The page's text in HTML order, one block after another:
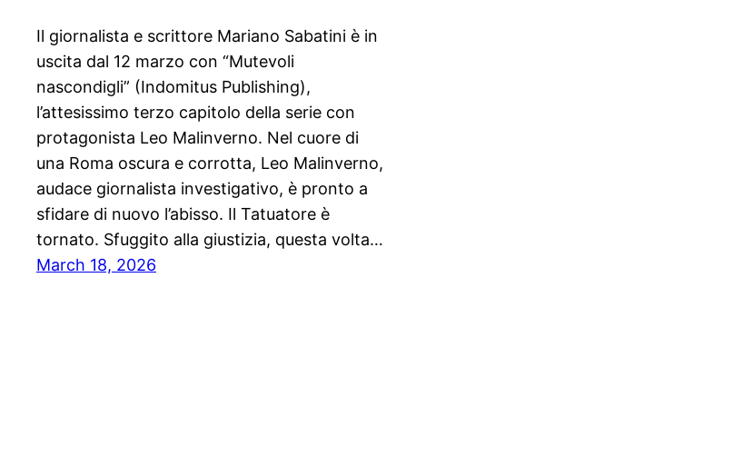
Il giornalista e scrittore Mariano Sabatini è in
uscita dal 12 marzo con “Mutevoli
nascondigli” (Indomitus Publishing),
l’attesissimo terzo capitolo della serie con
protagonista Leo Malinverno. Nel cuore di
una Roma oscura e corrotta, Leo Malinverno,
audace giornalista investigativo, è pronto a
sfidare di nuovo l’abisso. Il Tatuatore è
tornato. Sfuggito alla giustizia, questa volta…
March 18, 2026